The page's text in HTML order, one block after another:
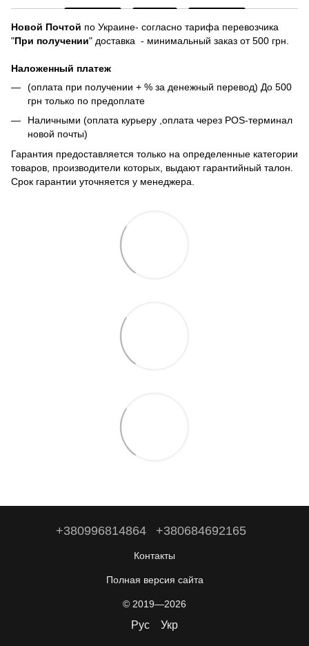
Новой Почтой по Украине- согласно тарифа перевозчика
"При получении" доставка - минимальный заказ от 500 грн.
Наложенный платеж
(оплата при получении + % за денежный перевод) До 500
грн только по предоплате
Наличными (оплата курьеру ,оплата через POS-терминал
новой почты)
Гарантия предоставляется только на определенные категории
товаров, производители которых, выдают гарантийный талон.
Срок гарантии уточняется у менеджера.
+380996814864 +380684692165
Контакты
Полная версия сайта
© 2019—2026
Рус Укр